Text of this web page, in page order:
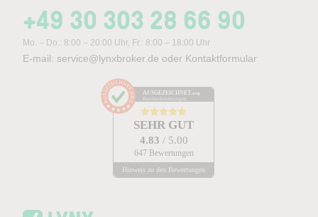
+49 30 303 28 66 90
Mo. – Do.: 8:00 – 20:00 Uhr, Fr.: 8:00 – 18:00 Uhr
E-mail: service@lynxbroker.de oder Kontaktformular
AUSGEZEICHNET .org
Kundenbewertungen
SEHR GUT
4.83 / 5.00
647 Bewertungen
Hinweis zu den Bewertungen